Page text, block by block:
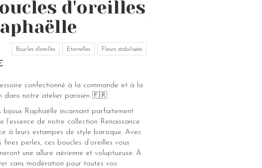
d'oreilles
Boucles d'oreilles Eternelles Fleurs stabilisées
confectionné à la commande et à la
dans notre atelier parisien 🇫🇷
bijoux Raphaëlle incarnant parfaitement
l’essence de notre collection Renaissance
à leurs estampes de style baroque. Avec
fines perles, ces boucles d’oreilles vous
une allure aérienne et voluptueuse. À
sans modération pour toutes vos